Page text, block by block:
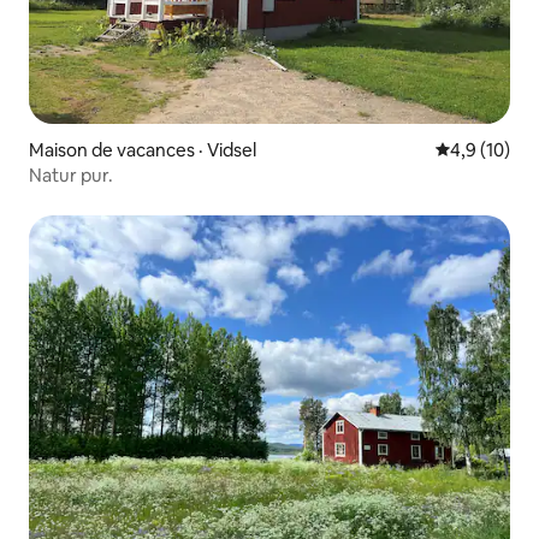
Maison de vacances · Vidsel Note
4,9 (10)
Natur pur.